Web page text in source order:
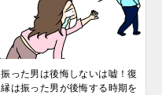
振った男は後悔しないは嘘！復
縁は振った男が後悔する時期を